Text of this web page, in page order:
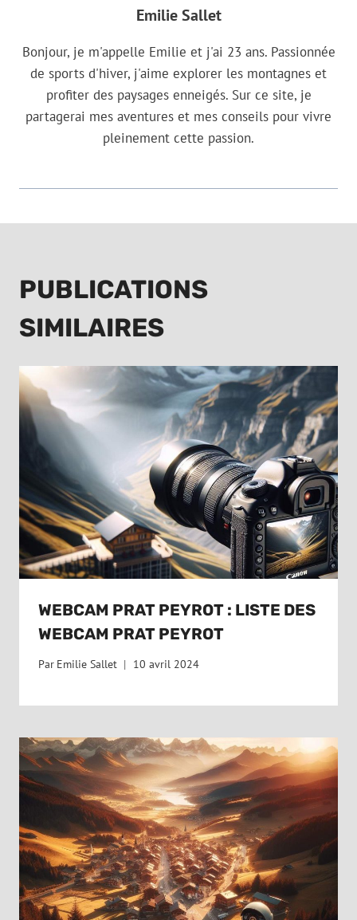
Emilie Sallet
Bonjour, je m'appelle Emilie et j'ai 23 ans. Passionnée
de sports d'hiver, j'aime explorer les montagnes et
profiter des paysages enneigés. Sur ce site, je
partagerai mes aventures et mes conseils pour vivre
pleinement cette passion.
PUBLICATIONS
SIMILAIRES
WEBCAM PRAT PEYROT : LISTE DES
WEBCAM PRAT PEYROT
Par Emilie Sallet 10 avril 2024